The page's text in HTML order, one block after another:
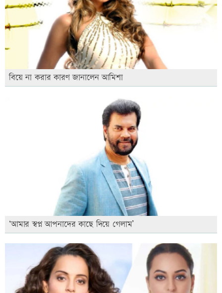
বিয়ে না করার কারণ জানালেন আমিশা
‘আমার স্বপ্ন আপনাদের কাছে দিয়ে গেলাম’